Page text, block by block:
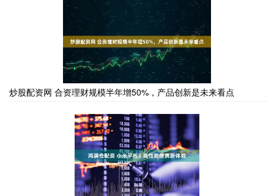
炒股配资网 合资理财规模半年增50%，产品创新是未来看点